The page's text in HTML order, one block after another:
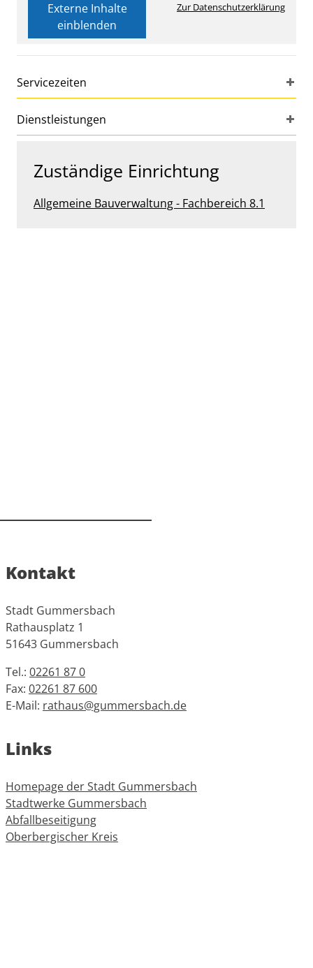
Externe Inhalte
einblenden
Zur Datenschutzerklärung
Servicezeiten
Dienstleistungen
Zuständige Einrichtung
Allgemeine Bauverwaltung - Fachbereich 8.1
Kontakt
Stadt Gummersbach
Rathausplatz 1
51643 Gummersbach
Tel.: 02261 87 0
Fax: 02261 87 600
E-Mail: rathaus@gummersbach.de
Links
Homepage der Stadt Gummersbach
Stadtwerke Gummersbach
Abfallbeseitigung
Oberbergischer Kreis